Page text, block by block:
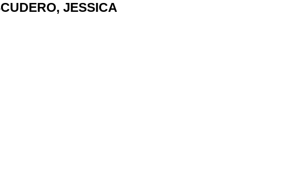
JESSICA